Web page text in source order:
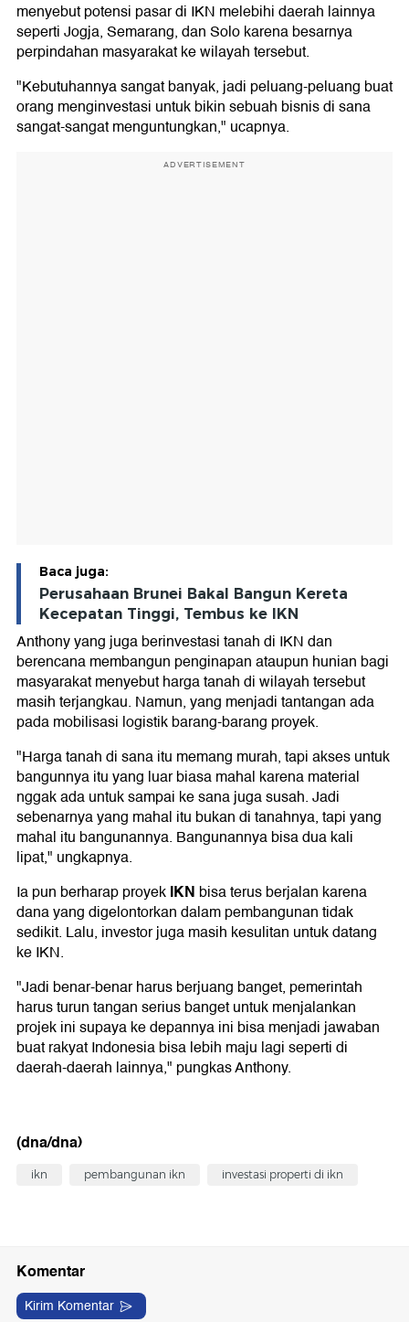
menyebut potensi pasar di IKN melebihi daerah lainnya
seperti Jogja, Semarang, dan Solo karena besarnya
perpindahan masyarakat ke wilayah tersebut.
"Kebutuhannya sangat banyak, jadi peluang-peluang buat
orang menginvestasi untuk bikin sebuah bisnis di sana
sangat-sangat menguntungkan," ucapnya.
ADVERTISEMENT
Baca juga:
Perusahaan Brunei Bakal Bangun Kereta
Kecepatan Tinggi, Tembus ke IKN
Anthony yang juga berinvestasi tanah di IKN dan
berencana membangun penginapan ataupun hunian bagi
masyarakat menyebut harga tanah di wilayah tersebut
masih terjangkau. Namun, yang menjadi tantangan ada
pada mobilisasi logistik barang-barang proyek.
"Harga tanah di sana itu memang murah, tapi akses untuk
bangunnya itu yang luar biasa mahal karena material
nggak ada untuk sampai ke sana juga susah. Jadi
sebenarnya yang mahal itu bukan di tanahnya, tapi yang
mahal itu bangunannya. Bangunannya bisa dua kali
lipat," ungkapnya.
Ia pun berharap proyekIKN bisa terus berjalan karena
dana yang digelontorkan dalam pembangunan tidak
sedikit. Lalu, investor juga masih kesulitan untuk datang
ke IKN.
"Jadi benar-benar harus berjuang banget, pemerintah
harus turun tangan serius banget untuk menjalankan
projek ini supaya ke depannya ini bisa menjadi jawaban
buat rakyat Indonesia bisa lebih maju lagi seperti di
daerah-daerah lainnya," pungkas Anthony.
(dna/dna)
ikn pembangunan ikn investasi properti di ikn